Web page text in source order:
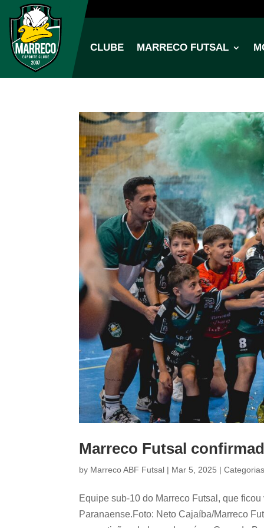
CLUBE MARRECO FUTSAL
Marreco Futsal
by Marreco ABF Futsal | Mar 5, 2025 |
Equipe sub-10 do Marreco Futsal, que
Paranaense.Foto: Neto Cajaíba/Marreco